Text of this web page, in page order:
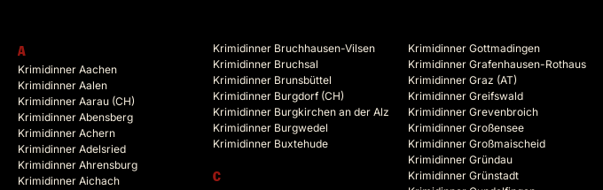
A
Krimidinner Aachen
Krimidinner Aalen
Krimidinner Aarau (CH)
Krimidinner Abensberg
Krimidinner Achern
Krimidinner Adelsried
Krimidinner Ahrensburg
Krimidinner Aichach
Krimidinner Bruchhausen-Vilsen
Krimidinner Bruchsal
Krimidinner Brunsbüttel
Krimidinner Burgdorf (CH)
Krimidinner Burgkirchen an der Alz
Krimidinner Burgwedel
Krimidinner Buxtehude
C
Krimidinner Gottmadingen
Krimidinner Grafenhausen-Rothaus
Krimidinner Graz (AT)
Krimidinner Greifswald
Krimidinner Grevenbroich
Krimidinner Großensee
Krimidinner Großmaischeid
Krimidinner Gründau
Krimidinner Grünstadt